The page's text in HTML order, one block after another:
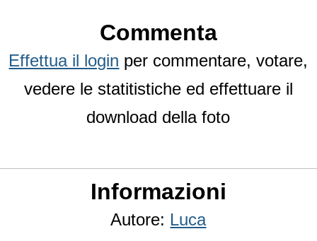
Commenta
Effettua il login per commentare, votare,
vedere le statitistiche ed effettuare il
download della foto
Informazioni
Autore: Luca